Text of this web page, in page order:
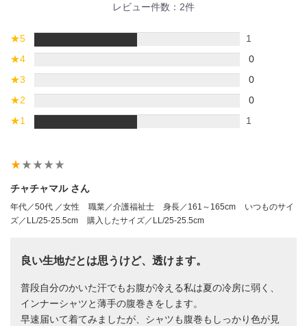
レビュー件数：2件
★5
1
★4
0
★3
0
★2
0
★1 1
star_ratestar_rate star_rate star_rate star_rate
チャチャマル さん
年代／50代 ／女性 職業／介護福祉士 身長／161～165cm
いつものサイ
ズ／LL/25-25.5cm
購入したサイズ／LL/25-25.5cm
良い生地だとは思うけど、透けます。
普段自分のかいた汗でもお腹が冷える私は夏の冷房に弱く、
インナーシャツと薄手の腹巻きをします。
早速届いて着てみましたが、シャツも腹巻もしっかり色が見